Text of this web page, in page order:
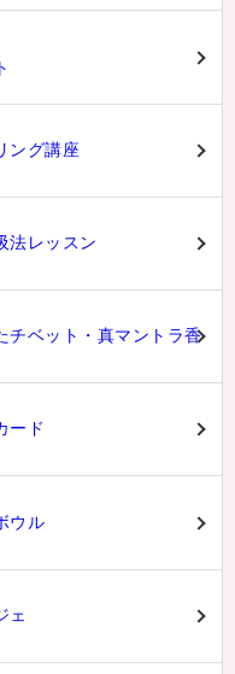
ング講座
法レッスン
チベット・真マントラ香
ード
ウル
ェ